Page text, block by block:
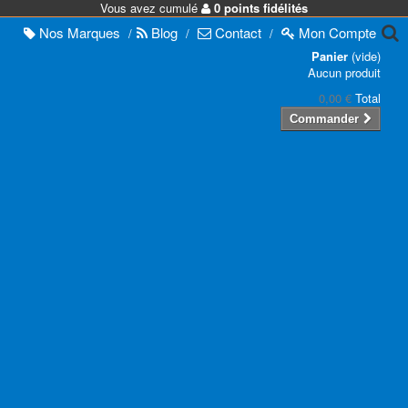
Vous avez cumulé 0 points fidélités
Nos Marques / Blog / Contact / MonCompte
Panier (vide)
Aucun produit
0,00 € Total
Commander